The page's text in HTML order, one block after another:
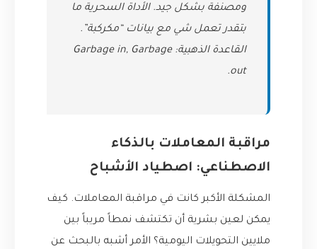
ومصنفة بشكل جيد. الأداة السحرية ما
بتقدر تعمل شي مع بيانات “مكركبة”.
القاعدة الذهبية: Garbage in, Garbage
out.
مراقبة المعاملات بالذكاء
الاصطناعي: اصطياد الأشباح
المشكلة الأكبر كانت في مراقبة المعاملات. كيف
يمكن لعين بشرية أن تكتشف نمطاً مريباً بين
ملايين التحويلات اليومية؟ الأمر أشبه بالبحث عن